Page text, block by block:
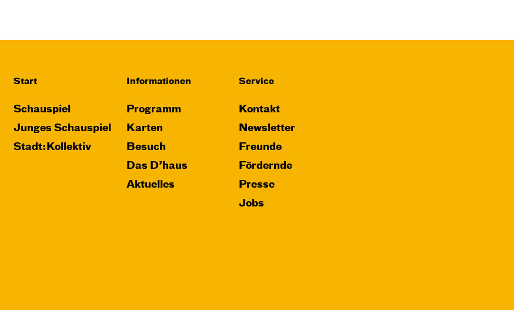
Start
Schauspiel
Junges Schauspiel
Stadt:Kollektiv
Informationen
Programm
Karten
Besuch
Das D’haus
Aktuelles
Service
Kontakt
Newsletter
Freunde
Fördernde
Presse
Jobs